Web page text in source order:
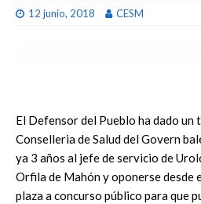
12 junio, 2018 CESM
El Defensor del Pueblo ha dado un
Conselleria de Salud del Govern
ya 3 años al jefe de servicio de
Orfila de Mahón y oponerse desde
plaza a concurso público para que